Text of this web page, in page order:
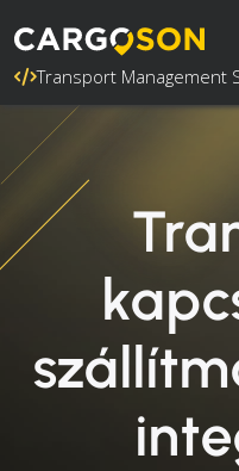
Transport Management